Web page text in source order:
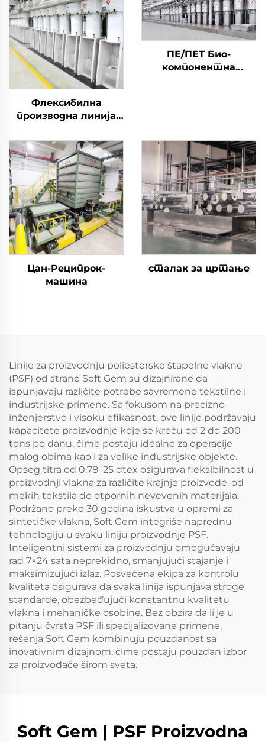
Флексибилна
производна линија
производњу резаних
влакана производи и
шупља и чврста
влакна
ПЕ/ПЕТ Био-
компонентна
Цан-Реципрок-
машина
сталак за цртање
Linije za proizvodnju poliesterske štapelne vlakne
(PSF) od strane Soft Gem su dizajnirane da
ispunjavaju različite potrebe savremene tekstilne i
industrijske primene. Sa fokusom na precizno
inženjerstvo i visoku efikasnost, ove linije podržavaju
kapacitete proizvodnje koje se kreću od 2 do 200
tons po danu, čime postaju idealne za operacije
malog obima kao i za velike industrijske objekte.
Opseg titra od 0,78–25 dtex osigurava fleksibilnost u
proizvodnji vlakna za različite krajnje proizvode, od
mekih tekstila do otpornih nevevenih materijala.
Podržano preko 30 godina iskustva u opremi za
sintetičke vlakna, Soft Gem integriše naprednu
tehnologiju u svaku liniju proizvodnje PSF.
Inteligentni sistemi za proizvodnju omogućavaju
rad 7×24 sata neprekidno, smanjujući stajanje i
maksimizujući izlaz. Posvećena ekipa za kontrolu
kvaliteta osigurava da svaka linija ispunjava stroge
standarde, obezbeđujući konstantnu kvalitetu
vlakna i mehaničke osobine. Bez obzira da li je u
pitanju čvrsta PSF ili specijalizovane primene,
rešenja Soft Gem kombinuju pouzdanost sa
inovativnim dizajnom, čime postaju pouzdan izbor
za proizvođače širom sveta.
Soft Gem | PSF Proizvodna